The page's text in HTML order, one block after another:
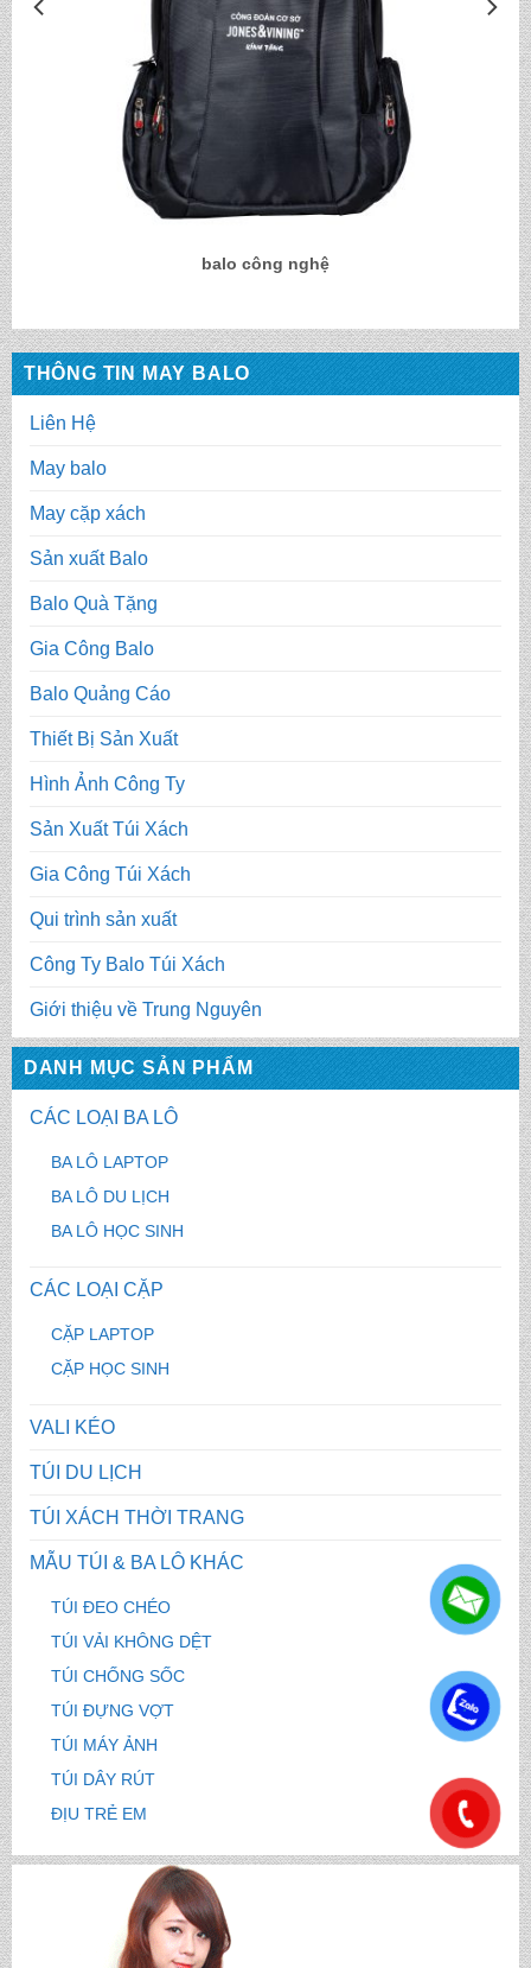
THÔNG TIN MAY BALO
Liên Hệ
May balo
May cặp xách
Sản xuất Balo
Balo Quà Tặng
Gia Công Balo
Balo Quảng Cáo
Thiết Bị Sản Xuất
Hình Ảnh Công Ty
Sản Xuất Túi Xách
Gia Công Túi Xách
Qui trình sản xuất
Công Ty Balo Túi Xách
Giới thiệu về Trung Nguyên
DANH MỤC SẢN PHẨM
CÁC LOẠI BA LÔ
BA LÔ LAPTOP
BA LÔ DU LỊCH
BA LÔ HỌC SINH
CÁC LOẠI CẶP
CẶP LAPTOP
CẶP HỌC SINH
VALI KÉO
TÚI DU LỊCH
TÚI XÁCH THỜI TRANG
MẪU TÚI & BA LÔ KHÁC
TÚI ĐEO CHÉO
TÚI VẢI KHÔNG DỆT
TÚI CHỐNG SỐC
TÚI ĐỰNG VỢT
TÚI MÁY ẢNH
TÚI DÂY RÚT
ĐỊU TRẺ EM
balo công nghệ
.
.